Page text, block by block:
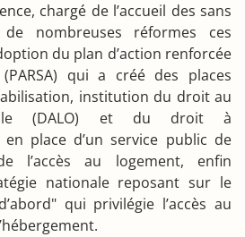
chargé de l’accueil des sans
nombreuses réformes ces
du plan d’action renforcée
qui a créé des places
institution du droit au
(DALO) et du droit à
en place d’unservice public de
l’accès au logement, enfin
nationale reposant sur le
qui privilégie l’accès au